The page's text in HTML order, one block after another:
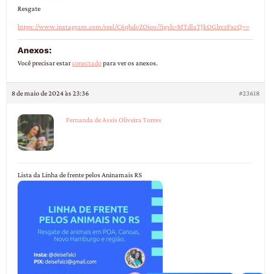
Resgate
https://www.instagram.com/reel/C6qhdoZOioo/?igsh=MTdlaTJkOGlrczFxcQ==
Anexos:
Você precisar estarconectadopara ver os anexos.
8 de maio de 2024 às 23:36 #23618
Fernanda de Assis Oliveira Torres
Lista da Linha de frente pelos Aninamais RS